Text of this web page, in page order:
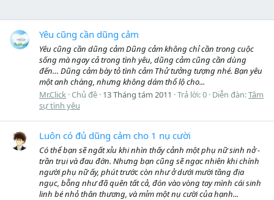
Yêu cũng cần dũng cảm
Yêu cũng cần dũng cảm Dũng cảm không chỉ cần trong cuộc
sống mà ngay cả trong tình yêu, dũng cảm cũng cần dùng
đến… Dũng cảm bày tỏ tình cảm Thử tưởng tượng nhé. Bạn yêu
một anh chàng, nhưng không dám thổ lộ cho...
Mr.Click Chủ đề 13 Tháng tám 2011 Trả lời: 0 Diễn đàn:Tâm
sự tình yêu
Luôn có đủ dũng cảm cho 1 nụ cười
Có thể bạn sẽ ngất xỉu khi nhìn thấy cảnh một phụ nữ sinh nở -
trần trụi và đau đớn. Nhưng bạn cũng sẽ ngạc nhiên khi chính
người phụ nữ ấy, phút trước còn như ở dưới mười tầng địa
ngục, bỗng như đã quên tất cả, đón vào vòng tay mình cái sinh
linh bé nhỏ thân thương, và mỉm một nụ cười của hạnh...